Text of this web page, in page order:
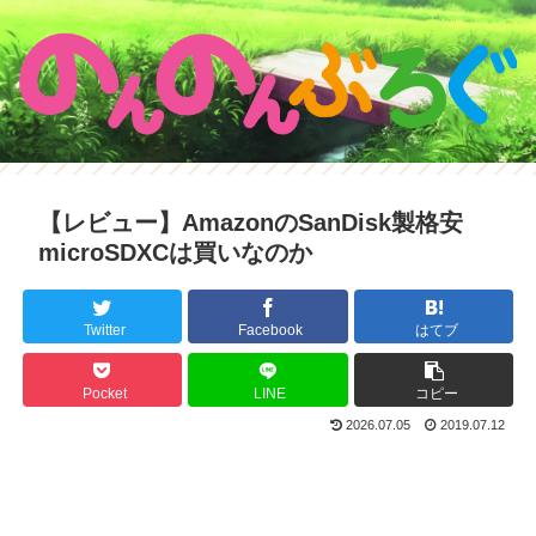
【レビュー】AmazonのSanDisk製格安
microSDXCは買いなのか
Twitter Facebook はてブ
Pocket LINE コピー
2026.07.05 2019.07.12